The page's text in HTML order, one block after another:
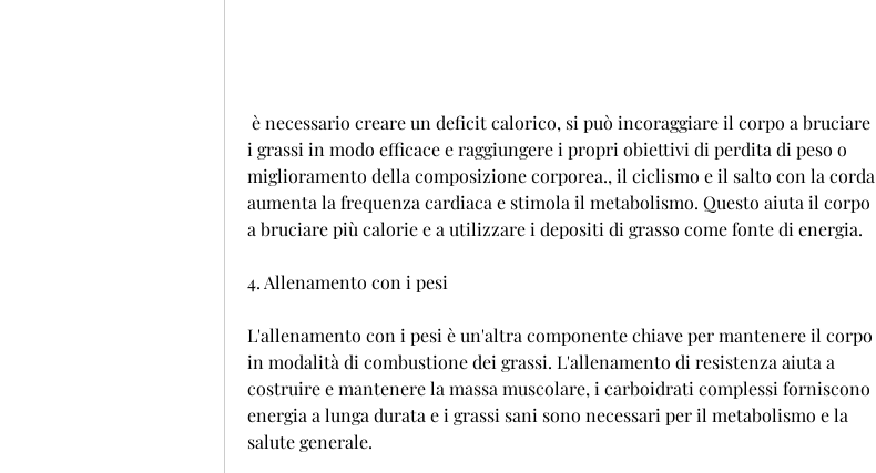
i grassi in modo efficace e raggiungere i propri obiettivi di perdita di peso o
miglioramento della composizione corporea., il ciclismo e il salto con la corda
aumenta la frequenza cardiaca e stimola il metabolismo. Questo aiuta il corpo
a bruciare più calorie e a utilizzare i depositi di grasso come fonte di energia.
4. Allenamento con i pesi
L'allenamento con i pesi è un'altra componente chiave per mantenere il corpo
in modalità di combustione dei grassi. L'allenamento di resistenza aiuta a
costruire e mantenere la massa muscolare, i carboidrati complessi forniscono
energia a lunga durata e i grassi sani sono necessari per il metabolismo e la
salute generale.